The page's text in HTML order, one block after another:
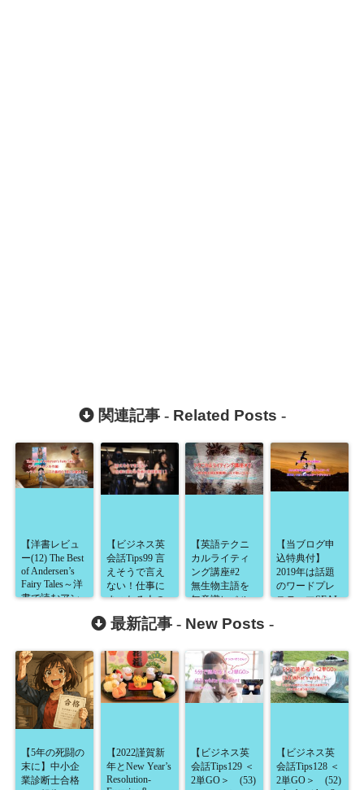
関連記事 - Related Posts -
【洋書レビュ
ー(12) The Best
of Andersen’s
Fairy Tales～洋
書で読むアン
【ビジネス英
会話Tips99 言
えそうで言え
ない！仕事に
まつわる人の
タイプを表現
する方法】
【英語テクニ
カルライティ
ング講座#2
無生物主語を
無意識レベル
す】
【当ブログ申
込特典付】
2019年は話題
のワードプレ
ステーマSEAL
最新記事 - New Posts -
【5年の死闘の
末に】中小企
業診断士合格
【2022謹賀新
年とNew Year’s
Resolution-
【ビジネス英
会話Tips129 ＜
2単GO＞ (53)
【ビジネス英
会話Tips128 ＜
2単GO＞ (52)